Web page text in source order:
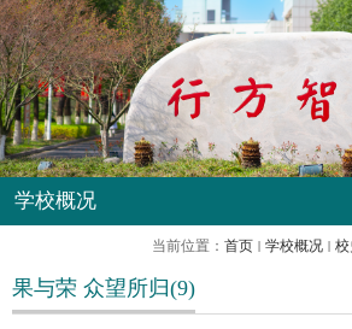
学校概况
当前位置： 首页 学校概况
果与荣 众望所归(9)